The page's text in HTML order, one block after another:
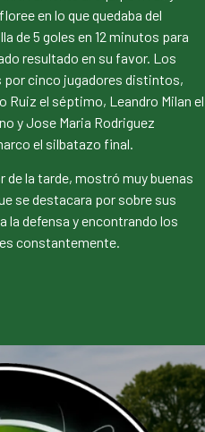
en lo que quedaba del
de 5 goles en 12 minutos para
resultado en su favor. Los
cinco jugadores distintos,
Ruiz el séptimo, Leandro Milan el
y Jose Maria Rodriguez
el silbatazo final.
de la tarde, mostró muy buenas
se destacara por sobre sus
la defensa y encontrando los
constantemente.